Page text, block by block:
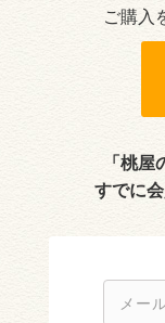
ご購入
「桃
すでに